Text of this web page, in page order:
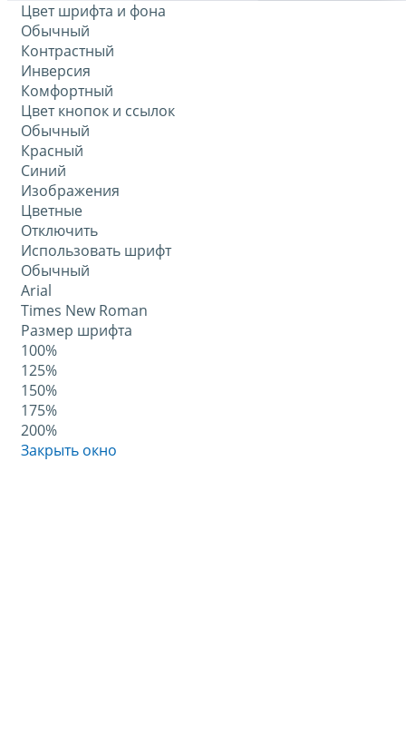
Цвет шрифта и фона
Обычный
Контрастный
Инверсия
Комфортный
Цвет кнопок и ссылок
Обычный
Красный
Синий
Изображения
Цветные
Отключить
Использовать шрифт
Обычный
Arial
Times New Roman
Размер шрифта
100%
125%
150%
175%
200%
Закрыть окно